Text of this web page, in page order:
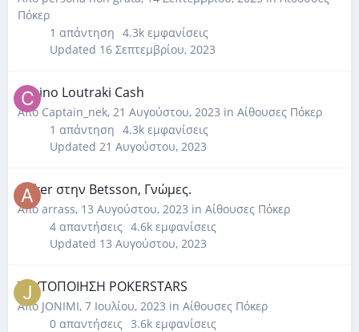
Πόκερ
1 απάντηση 4.3k εμφανίσεις
Updated 16 Σεπτεμβρίου, 2023
Casino Loutraki Cash
Από Captain_nek, 21 Αυγούστου, 2023 in Αίθουσες Πόκερ
1 απάντηση 4.3k εμφανίσεις
Updated 21 Αυγούστου, 2023
Poker στην Betsson, Γνώμες.
Από arrass, 13 Αυγούστου, 2023 in Αίθουσες Πόκερ
4 απαντήσεις 4.6k εμφανίσεις
Updated 13 Αυγούστου, 2023
ΤΑΥΤΟΠΟΙΗΣΗ POKERSTARS
Από JONIMI, 7 Ιουλίου, 2023 in Αίθουσες Πόκερ
0 απαντήσεις 3.6k εμφανίσεις